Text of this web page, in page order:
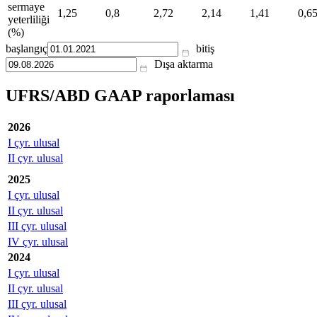
sermaye
yeterliliği
(%)
1,25 0,8 2,72 2,14 1,41 0,65
başlangıç
bitiş
Dışa aktarma
UFRS/ABD GAAP raporlaması
2026
I çyr. ulusal
II çyr. ulusal
2025
I çyr. ulusal
II çyr. ulusal
III çyr. ulusal
IV çyr. ulusal
2024
I çyr. ulusal
II çyr. ulusal
III çyr. ulusal